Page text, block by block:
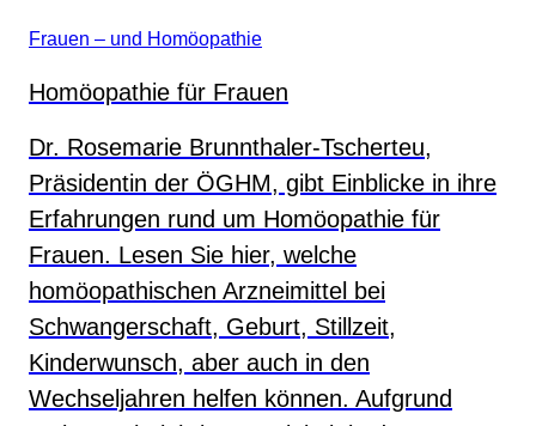
Frauen – und Homöopathie
Homöopathie für Frauen
Dr. Rosemarie Brunnthaler-Tscherteu,
Präsidentin der ÖGHM, gibt Einblicke in ihre
Erfahrungen rund um Homöopathie für
Frauen. Lesen Sie hier, welche
homöopathischen Arzneimittel bei
Schwangerschaft, Geburt, Stillzeit,
Kinderwunsch, aber auch in den
Wechseljahren helfen können. Aufgrund